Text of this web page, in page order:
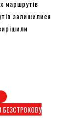
маршрутів
залишилися
БЕЗСТРОКОВУ